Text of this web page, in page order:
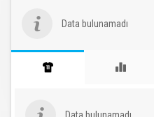
Data bulunamadı